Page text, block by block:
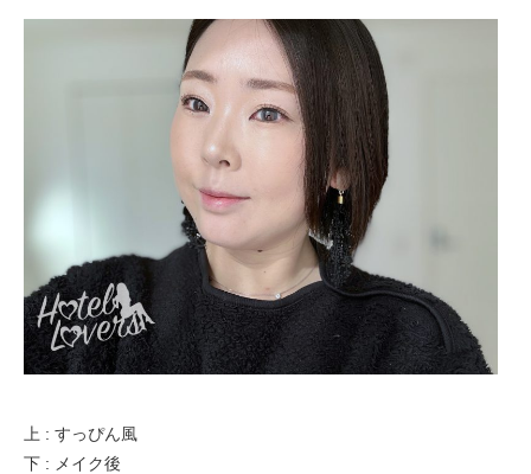
上 : すっぴん風
下 : メイク後